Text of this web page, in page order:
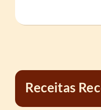
Receitas